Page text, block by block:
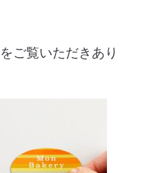
をご覧いただきあり